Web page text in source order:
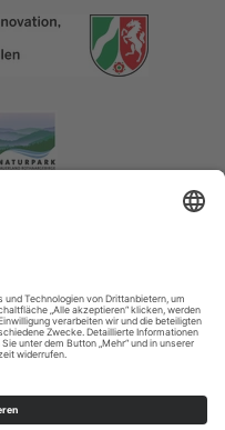
|Kontakt
kirchhundem.de